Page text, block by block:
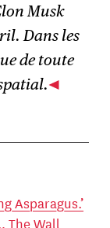
Musk
Dans les
de toute
Asparagus.’
The Wall